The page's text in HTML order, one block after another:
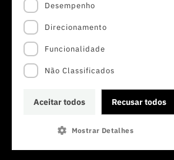
©2022 · Fundação para a Ciência e a
Desempenho
Direcionamento
Funcionalidade
Não Classificados
Aceitar todos Recusar todos
Mostrar Detalhes